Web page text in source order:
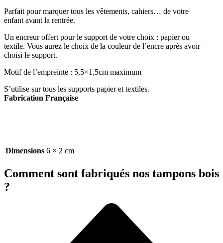
Parfait pour marquer tous les vêtements, cahiers… de votre
enfant avant la rentrée.
Un encreur offert pour le support de votre choix : papier ou
textile. Vous aurez le choix de la couleur de l’encre après avoir
choisi le support.
Motif de l’empreinte : 5,5×1,5cm maximum
S’utilise sur tous les supports papier et textiles.
Fabrication Française
Dimensions 6 × 2 cm
Comment sont fabriqués nos tampons bois
?